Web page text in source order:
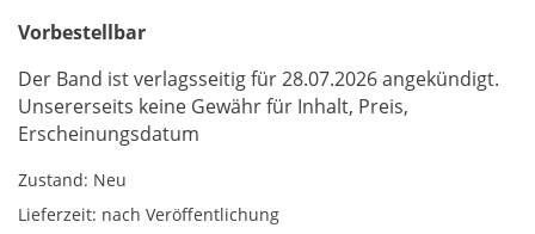
Vorbestellbar
Der Band ist verlagsseitig für 28.07.2026 angekündigt.
Unsererseits keine Gewähr für Inhalt, Preis,
Erscheinungsdatum
Zustand: Neu
Lieferzeit: nach Veröffentlichung